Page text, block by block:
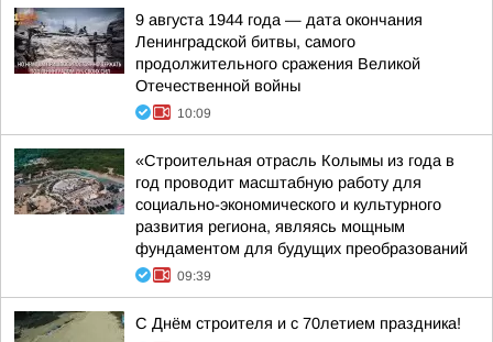
9 августа 1944 года — дата окончания
Ленинградской битвы, самого
продолжительного сражения Великой
Отечественной войны
10:09
«Строительная отрасль Колымы из года в
год проводит масштабную работу для
социально-экономического и культурного
развития региона, являясь мощным
фундаментом для будущих преобразований
09:39
С Днём строителя и с 70летием праздника!